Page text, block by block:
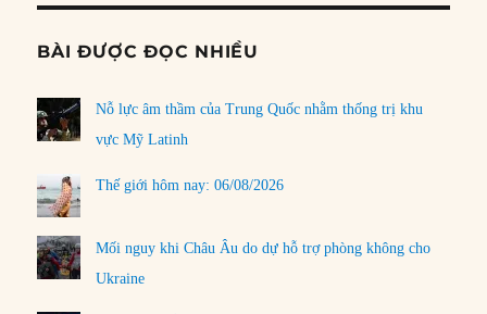
BÀI ĐƯỢC ĐỌC NHIỀU
Nỗ lực âm thầm của Trung Quốc nhằm thống trị khu
vực Mỹ Latinh
Thế giới hôm nay: 06/08/2026
Mối nguy khi Châu Âu do dự hỗ trợ phòng không cho
Ukraine